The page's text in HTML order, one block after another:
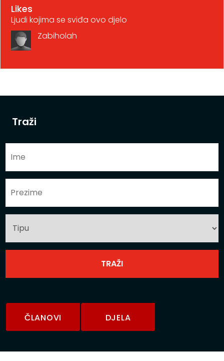
Traži
ČLANOVI DJELA
Likes
Ljudi kojima se sviđa ovo djelo
Zabiholah